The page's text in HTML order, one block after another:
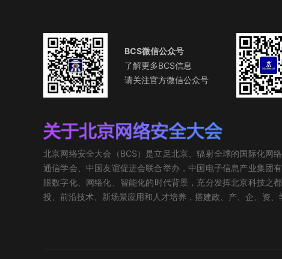
BCS微信公众号
了解更多BCS信息
请关注官方微信公众号
北京网络安全大会（BCS）是立足北京、辐射全球的国际化网
通信学会、中国友谊促进会联合举办，中国电子信息产业集团
眼数字化、网络化、智能化的时代背景，充分发挥北京科技之
投、前沿技术、新场景应用和人才培养，搭建政、产、企、资、